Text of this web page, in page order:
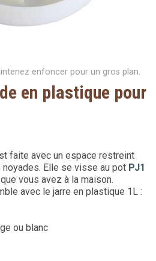
enfoncer pour un gros plan.
en plastique pour
faite avec un espace restreint
Elle se visse au pot PJ1
vous avez à la maison.
avec le jarre en plastique 1L :
ou blanc